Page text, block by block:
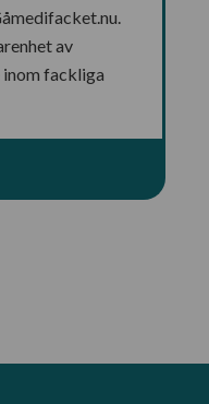
av
fackliga